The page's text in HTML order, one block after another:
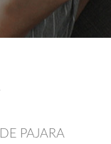
PAJARA